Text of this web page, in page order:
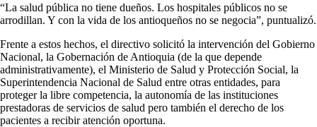
“La salud pública no tiene dueños. Los hospitales públicos no se
arrodillan. Y con la vida de los antioqueños no se negocia”, puntualizó.
Frente a estos hechos, el directivo solicitó la intervención del Gobierno
Nacional, la Gobernación de Antioquia (de la que depende
administrativamente), el Ministerio de Salud y Protección Social, la
Superintendencia Nacional de Salud entre otras entidades, para
proteger la libre competencia, la autonomía de las instituciones
prestadoras de servicios de salud pero también el derecho de los
pacientes a recibir atención oportuna.